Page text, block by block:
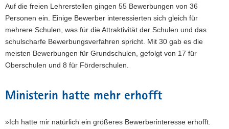
Auf die freien Lehrerstellen gingen 55 Bewerbungen von 36
Personen ein. Einige Bewerber interessierten sich gleich für
mehrere Schulen, was für die Attraktivität der Schulen und das
schulscharfe Bewerbungsverfahren spricht. Mit 30 gab es die
meisten Bewerbungen für Grundschulen, gefolgt von 17 für
Oberschulen und 8 für Förderschulen.
Ministerin hatte mehr erhofft
»Ich hatte mir natürlich ein größeres Bewerberinteresse erhofft.